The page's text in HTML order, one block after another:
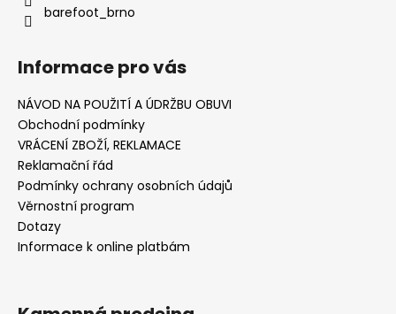
barefoot_brno
Informace pro vás
NÁVOD NA POUŽITÍ A ÚDRŽBU OBUVI
Obchodní podmínky
VRÁCENÍ ZBOŽÍ, REKLAMACE
Reklamační řád
Podmínky ochrany osobních údajů
Věrnostní program
Dotazy
Informace k online platbám